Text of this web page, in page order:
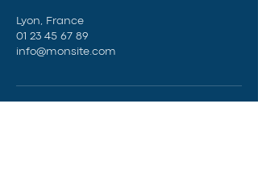
Lyon, France
01 23 45 67 89
info@monsite.com